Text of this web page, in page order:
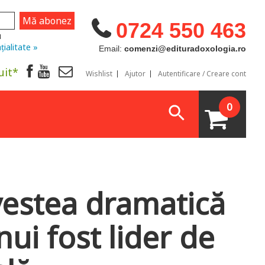
0724 550 463
Email: comenzi@edituradoxologia.ro
»
Wishlist Ajutor Autentificare / Creare cont
0
dramatică
fost lider de